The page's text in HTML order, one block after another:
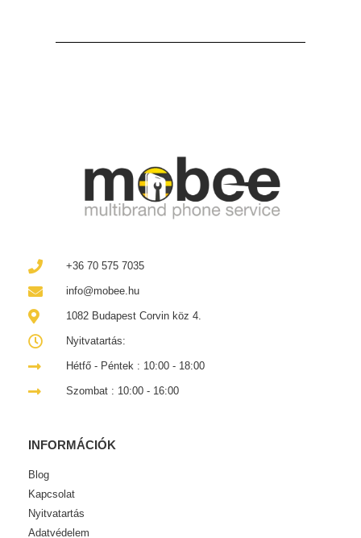
+36 70 575 7035
info@mobee.hu
1082 Budapest Corvin köz 4.
Nyitvatartás:
Hétfő - Péntek : 10:00 - 18:00
Szombat : 10:00 - 16:00
INFORMÁCIÓK
Blog
Kapcsolat
Nyitvatartás
Adatvédelem